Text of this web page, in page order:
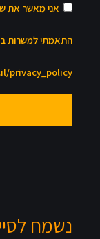
אני מאשר את
התאמתי למשרות
privacy_policy
נשמח